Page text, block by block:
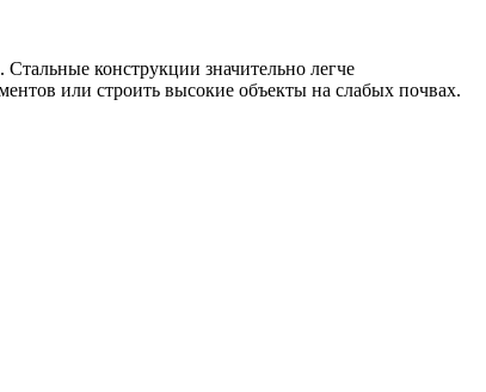
Стальные конструкции значительно легче
или строить высокие объекты на слабых почвах.